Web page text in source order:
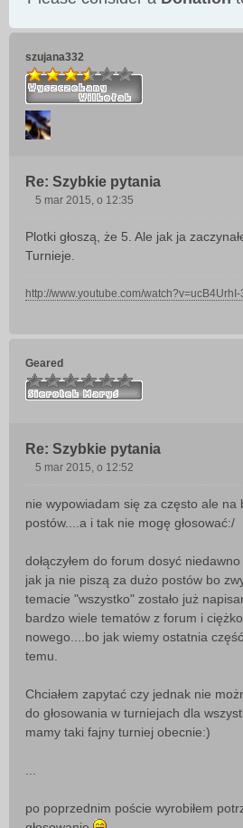
szujana332
Re: Szybkie pytania
s
t
5 mar 2015, o 12:35
Plotki głoszą, że 5. Ale jak ja
Turnieje.
http://www.youtube.com/watch?v=ucB4UrhI-
Geared
Re: Szybkie pytania
s
t
5 mar 2015, o 12:52
nie wypowiadam się za często ale na
postów....a i tak nie mogę głosować:/
dołączyłem do forum dosyć
jak ja nie piszą za dużo postów bo
temacie "wszystko" zostało już
bardzo wiele tematów z forum i
nowego....bo jak wiemy ostatnia
temu.
Chciałem zapytać czy jednak nie
do głosowania w turniejach dla
mamy taki fajny turniej obecnie:)
po poprzednim poście wyrobiłem